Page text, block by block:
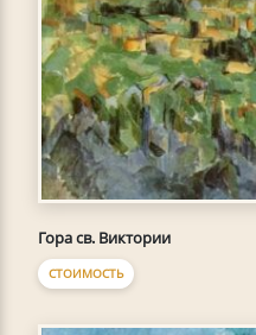
Гора св. Виктории
СТОИМОСТЬ